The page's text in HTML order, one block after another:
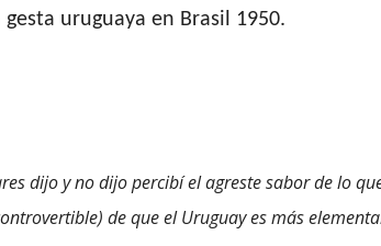
uruguaya en Brasil 1950.
dijo y no dijo percibí el agreste sabor de lo
de que el Uruguay es más